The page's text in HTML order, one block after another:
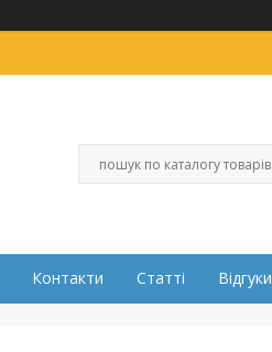
Контакти Статті Відгуки